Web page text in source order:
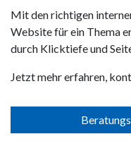
Mit den richtigen
Website für ein Thema
durch Klicktiefe und
Jetzt mehr erfahren,